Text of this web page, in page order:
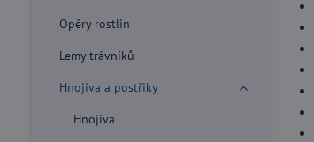
Opěry rostlin
Lemy trávníků
Hnojiva a postřiky
Hnojiva